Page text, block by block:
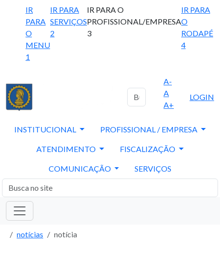
IR
PARA
O
MENU
1
IR PARA
SERVIÇOS
2
IR PARA O
PROFISSIONAL/EMPRESA
3
IR PARA
O
RODAPÉ
4
A-
A
A+
LOGIN
INSTITUCIONAL PROFISSIONAL / EMPRESA
ATENDIMENTO FISCALIZAÇÃO
COMUNICAÇÃO SERVIÇOS
notícias notícia